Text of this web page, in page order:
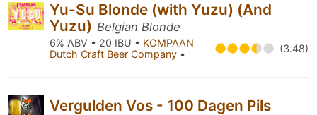
Yu-Su Blonde (with Yuzu) (And
Yuzu) Belgian Blonde
6% ABV • 20 IBU • KOMPAAN
Dutch Craft Beer Company • (3.48)
Vergulden Vos - 100 Dagen Pils